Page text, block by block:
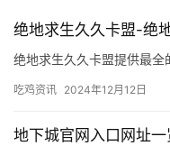
绝地求生久久卡盟-绝
绝地求生久久卡盟提供最全
吃鸡资讯 2024年12月12日
地下城官网入口网址